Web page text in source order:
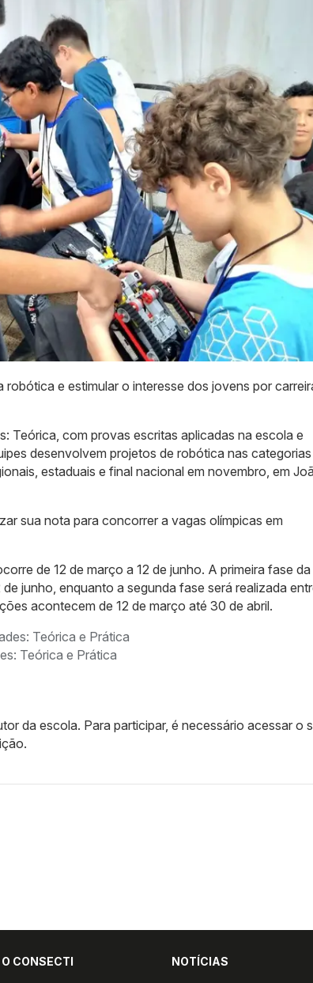
e estimular o interesse dos jovens por
Teórica, com provas escritas aplicadas na escola e
desenvolvem projetos de robótica nas categorias
estaduais e final nacional em novembro, em
sua nota para concorrer a vagas olímpicas em
de 12 de março a 12 de junho. A primeira fase
junho, enquanto a segunda fase será realizada
acontecem de 12 de março até 30 de abril.
Teórica e Prática
da escola. Para participar, é necessário acessar o
O CONSECTI
NOTÍCIAS